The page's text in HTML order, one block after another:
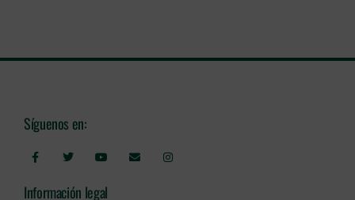
Síguenos en:
Información legal